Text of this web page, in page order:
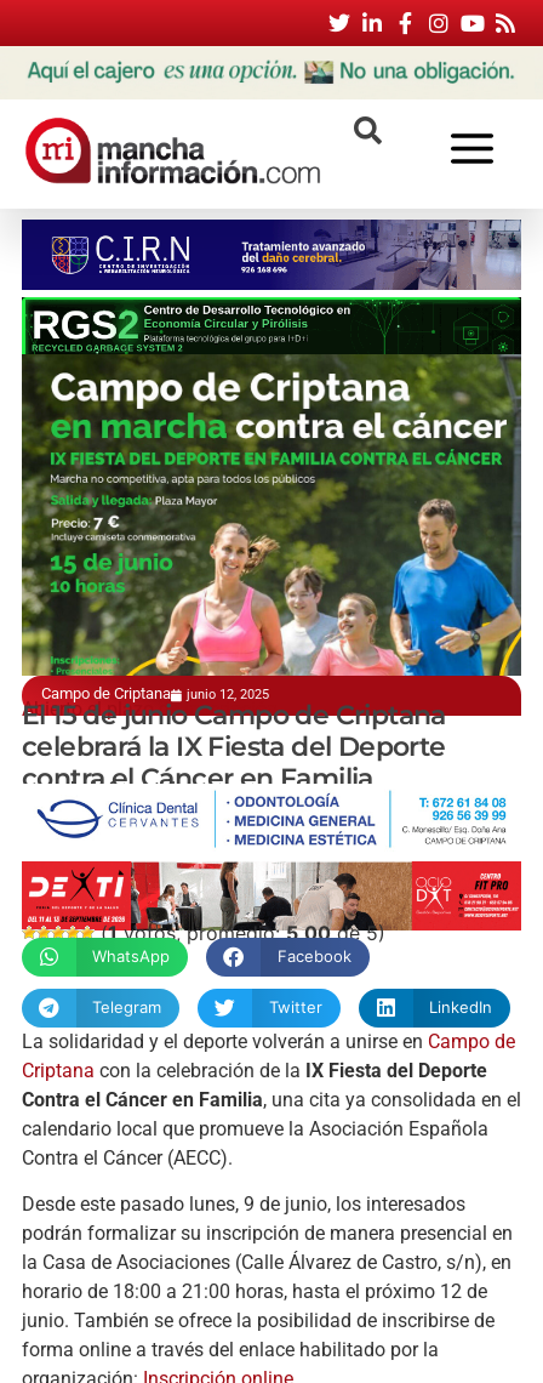
Campo de Criptana junio 12, 2025
Abierto el plazo de inscripción
El 15 de junio Campo de Criptana
celebrará la IX Fiesta del Deporte
contra el Cáncer en Familia
manchainformacion.com
(1votos, promedio:5,00de 5)
WhatsApp Facebook
Telegram Twitter LinkedIn
La solidaridad y el deporte volverán a unirse en Campo de
Criptana con la celebración de la IX Fiesta del Deporte
Contra el Cáncer en Familia, una cita ya consolidada en el
calendario local que promueve la Asociación Española
Contra el Cáncer (AECC).
Desde este pasado lunes, 9 de junio, los interesados
podrán formalizar su inscripción de manera presencial en
la Casa de Asociaciones (Calle Álvarez de Castro, s/n), en
horario de 18:00 a 21:00 horas, hasta el próximo 12 de
junio. También se ofrece la posibilidad de inscribirse de
forma online a través del enlace habilitado por la